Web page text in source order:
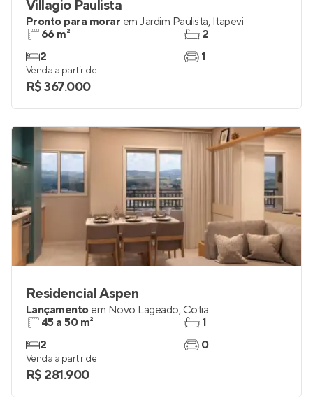
Villagio Paulista
Pronto para morar em Jardim Paulista, Itapevi
66 m²
2
2
1
Venda a partir de
R$ 367.000
Residencial Aspen
Lançamento em Novo Lageado, Cotia
45 a 50 m²
2
1
0
Venda a partir de
R$ 281.900